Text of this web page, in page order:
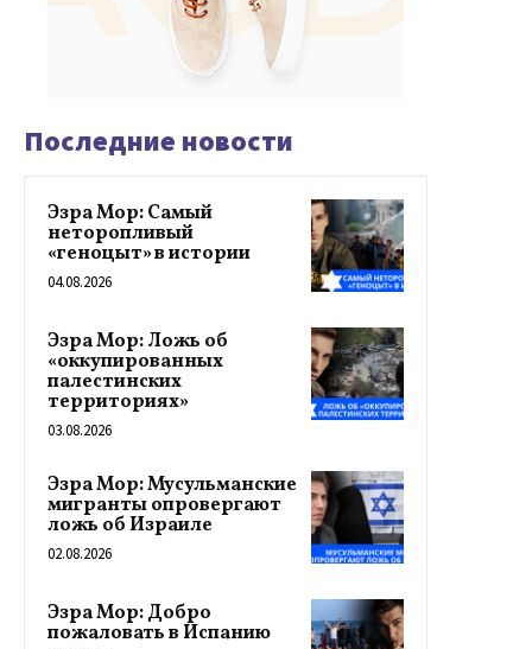
Последние новости
Эзра Мор: Самый
неторопливый
«геноцыт» в истории
04.08.2026
Эзра Мор: Ложь об
«оккупированных
палестинских
территориях»
03.08.2026
Эзра Мор: Мусульманские
мигранты опровергают
ложь об Израиле
02.08.2026
Эзра Мор: Добро
пожаловать в Испанию